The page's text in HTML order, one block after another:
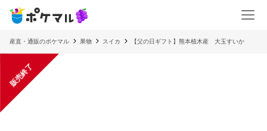
産直・通販のポケマル 果物 スイカ 【父の日ギフト】熊本植木産 大玉すいか
販売終了